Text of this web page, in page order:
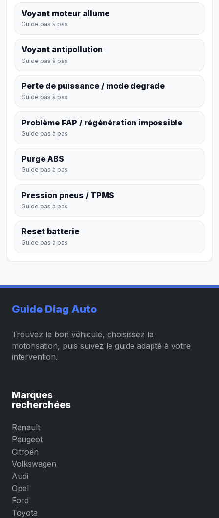
Voyant moteur allume
Guide pas à pas
Voyant antipollution
Guide pas à pas
Perte de puissance / mode degrade
Guide pas à pas
Problème FAP / régénération impossible
Guide pas à pas
Purge ABS
Guide pas à pas
Pression pneus / TPMS
Guide pas à pas
Reset batterie
Guide pas à pas
Guide Diag Auto
Trouvez le bon véhicule, choisissez la
motorisation, puis suivez le guide adapté à votre
intervention.
Marques
recherchées
Renault
Peugeot
Citroën
Volkswagen
Audi
Opel
Ford
Toyota